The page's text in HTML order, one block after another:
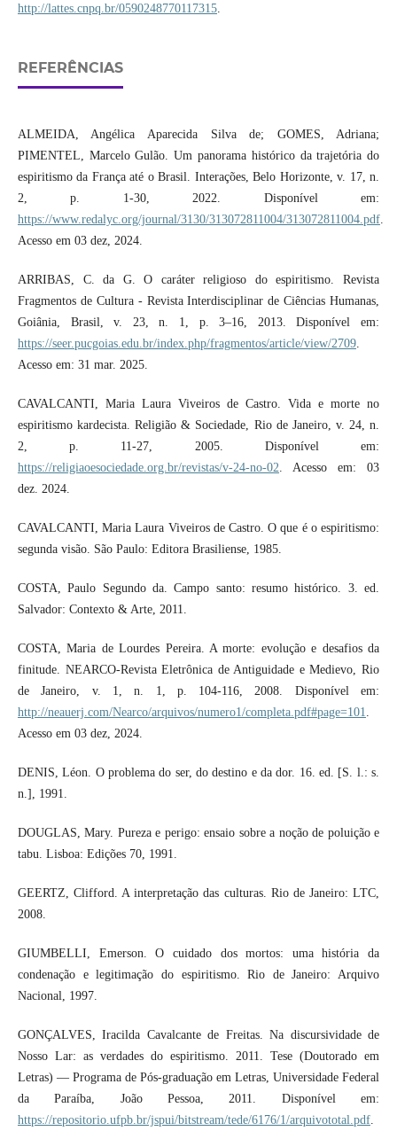
http://lattes.cnpq.br/0590248770117315.
REFERÊNCIAS
ALMEIDA, Angélica Aparecida Silva de; GOMES, Adriana;
PIMENTEL, Marcelo Gulão. Um panorama histórico da trajetória do
espiritismo da França até o Brasil. Interações, Belo Horizonte, v. 17, n.
2, p. 1-30, 2022. Disponível em:
https://www.redalyc.org/journal/3130/313072811004/313072811004.pdf.
Acesso em 03 dez, 2024.
ARRIBAS, C. da G. O caráter religioso do espiritismo. Revista
Fragmentos de Cultura - Revista Interdisciplinar de Ciências Humanas,
Goiânia, Brasil, v. 23, n. 1, p. 3–16, 2013. Disponível em:
https://seer.pucgoias.edu.br/index.php/fragmentos/article/view/2709.
Acesso em: 31 mar. 2025.
CAVALCANTI, Maria Laura Viveiros de Castro. Vida e morte no
espiritismo kardecista. Religião & Sociedade, Rio de Janeiro, v. 24, n.
2, p. 11-27, 2005. Disponível em:
https://religiaoesociedade.org.br/revistas/v-24-no-02 . Acesso em: 03
dez. 2024.
CAVALCANTI, Maria Laura Viveiros de Castro. O que é o espiritismo:
segunda visão. São Paulo: Editora Brasiliense, 1985.
COSTA, Paulo Segundo da. Campo santo: resumo histórico. 3. ed.
Salvador: Contexto & Arte, 2011.
COSTA, Maria de Lourdes Pereira. A morte: evolução e desafios da
finitude. NEARCO-Revista Eletrônica de Antiguidade e Medievo, Rio
de Janeiro, v. 1, n. 1, p. 104-116, 2008. Disponível em:
http://neauerj.com/Nearco/arquivos/numero1/completa.pdf#page=101
Acesso em 03 dez, 2024.
DENIS, Léon. O problema do ser, do destino e da dor. 16. ed. [S. l.: s.
n.], 1991.
DOUGLAS, Mary. Pureza e perigo: ensaio sobre a noção de poluição e
tabu. Lisboa: Edições 70, 1991.
GEERTZ, Clifford. A interpretação das culturas. Rio de Janeiro: LTC,
2008.
GIUMBELLI, Emerson. O cuidado dos mortos: uma história da
condenação e legitimação do espiritismo. Rio de Janeiro: Arquivo
Nacional, 1997.
GONÇALVES, Iracilda Cavalcante de Freitas. Na discursividade de
Nosso Lar: as verdades do espiritismo. 2011. Tese (Doutorado em
Letras) — Programa de Pós-graduação em Letras, Universidade Federal
da Paraíba, João Pessoa, 2011. Disponível em:
https://repositorio.ufpb.br/jspui/bitstream/tede/6176/1/arquivototal.pdf.